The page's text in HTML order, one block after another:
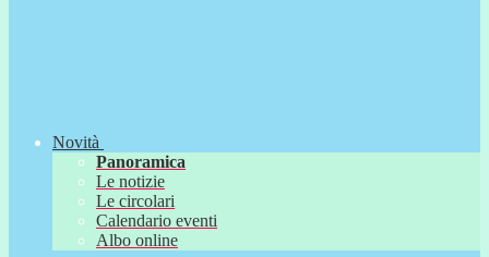
Novità
Panoramica
Le notizie
Le circolari
Calendario eventi
Albo online